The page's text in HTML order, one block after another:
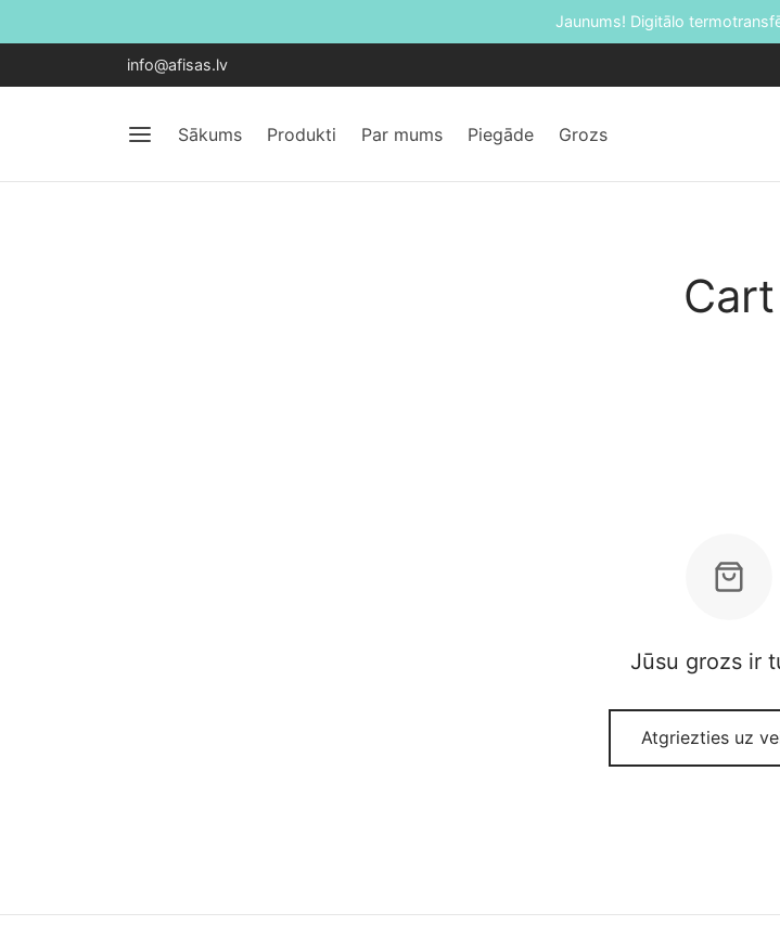
Jaunums! Digitālo
info@afisas.lv
Sākums Produkti Par mums Piegāde Grozs
Cart
Jūsu grozs ir
Atgriezties uz